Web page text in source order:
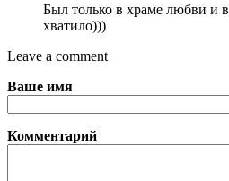
Был только в храме любви и
хватило)))
Leave a comment
Ваше имя
Комментарий